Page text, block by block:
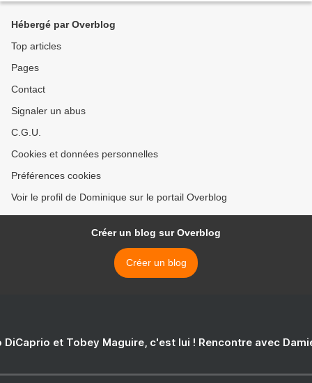
Hébergé par Overblog
Top articles
Pages
Contact
Signaler un abus
C.G.U.
Cookies et données personnelles
Préférences cookies
Voir le profil de Dominique sur le portail Overblog
Créer un blog sur Overblog
Créer un blog
DiCaprio et Tobey Maguire, c'est lui ! Rencontre avec